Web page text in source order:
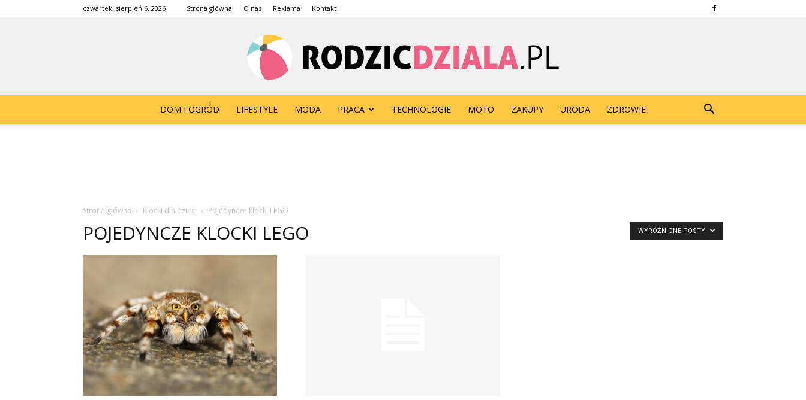
czwartek, sierpień 6, 2026 Strona główna O nas Reklama Kontakt
DOM I OGRÓD LIFESTYLE MODA PRACA TECHNOLOGIE MOTO ZAKUPY URODA ZDROWIE
Strona główna Klocki dla dzieci Pojedyncze klocki LEGO
POJEDYNCZE KLOCKI LEGO WYRÓŻNIONE POSTY